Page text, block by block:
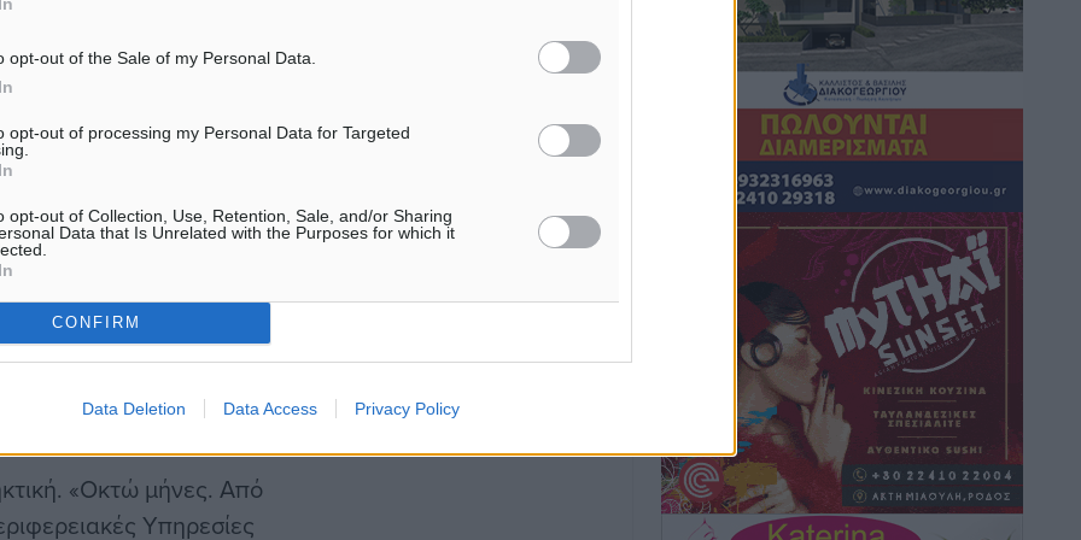
opt-out of the Sale of my Personal Data.
opt-out of processing my Personal Data for Targeted
opt-out of Collection, Use, Retention, Sale, and/or Sharing
Data that Is Unrelated with the Purposes for which it
CONFIRM
Data Deletion Data Access Privacy Policy
1η Οκτωβρίου 2025. Η
προηγουμένως
δημιουργώντας
και έτοιμο να
Σύλλογο,
μετά τις σχετικές
Πολιτικής
οδηγίες βάσει
οδηγίες αυτές, σύμφωνα
μέχρι σήμερα.
«Οκτώ μήνες. Από
Υπηρεσίες
του υπουργείου Υποδομών και
Στη Δημοτική Επιτροπή η Ροδιακή
Έπαυλη και το Δίκτυο ΑμεΑ στη
Μεσαιωνική Πόλη
πριν 1 ώρα
Προσωρινά κρατούμενος ο 59χρονος
που συνελήφθη με περισσότερο από 1,3
κιλό κοκαΐνης στη Ρόδο
Τοπικές Ειδήσεις• πριν 1 ώρα
Δεκατέσσερα ονόματα στο τραπέζι για
το ψηφοδέλτιο του ΠΑΣΟΚ στα
Δωδεκάνησα
Τοπικές Ειδήσεις πριν 1 ώρα
Πιλοτικό πρόγραμμα για την